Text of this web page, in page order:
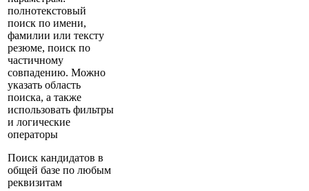
полнотекстовый
поиск по имени,
фамилии или тексту
резюме, поиск по
частичному
совпадению. Можно
указать область
поиска, а также
использовать фильтры
и логические
операторы
Поиск кандидатов в
общей базе по любым
реквизитам